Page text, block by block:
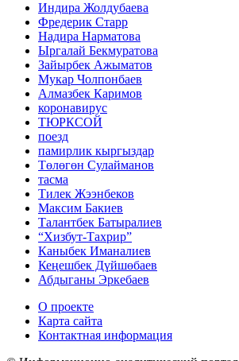
Индира Жолдубаева
Фредерик Старр
Надира Нарматова
Ыргалай Бекмуратова
Зайырбек Ажыматов
Мукар Чолпонбаев
Алмазбек Каримов
коронавирус
ТЮРКСОЙ
поезд
памирлик кыргыздар
Төлөгөн Сулайманов
тасма
Тилек Жээнбеков
Максим Бакиев
Талантбек Батыралиев
“Хизбут-Тахрир”
Каныбек Иманалиев
Кеңешбек Дүйшөбаев
Абдыганы Эркебаев
О проекте
Карта сайта
Контактная информация